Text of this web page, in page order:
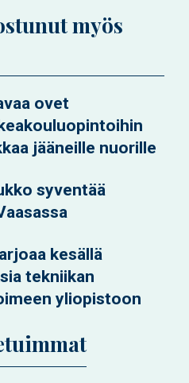
myös
ovet
jääneille nuorille
syventää
kesällä
tekniikan
yliopistoon